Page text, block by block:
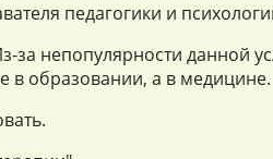
педагогики и
непопулярности данной
в образовании, а в медицине.